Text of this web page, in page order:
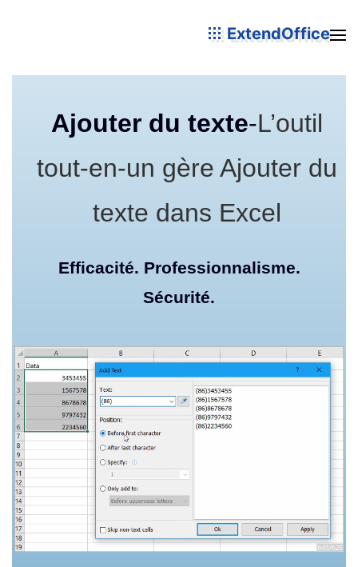
ExtendOffice
Ajouter du texte-L’outil
tout-en-un gère Ajouter du
texte dans Excel
Efficacité. Professionnalisme.
Sécurité.